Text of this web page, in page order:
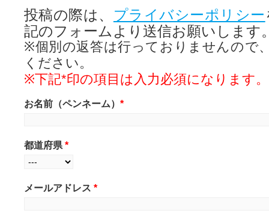
投稿の際は、 プライバシーポリシー
記のフォームより送信お願いします
※個別の返答は行っておりませんので
ください。
※下記*印の項目は入力必須になります。
お名前（ペンネーム） *
都道府県 *
メールアドレス *